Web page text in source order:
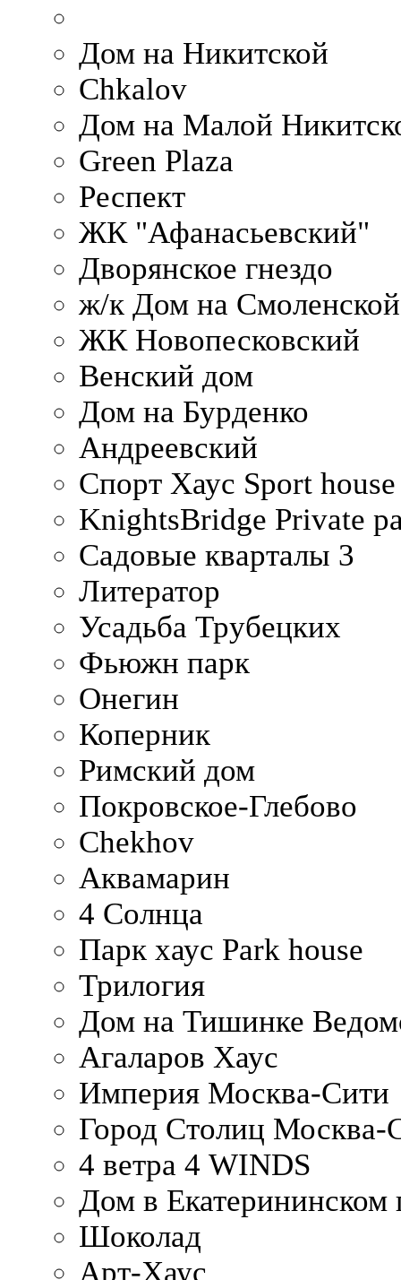
Дом на Никитской
Chkalov
Дом на Малой
Green Plaza
Респект
ЖК "Афанасьевский"
Дворянское гнездо
ж/к Дом на
ЖК Новопесковский
Венский дом
Дом на Бурденко
Андреевский
Спорт Хаус Sport house
KnightsBridge Private
Садовые кварталы 3
Литератор
Усадьба Трубецких
Фьюжн парк
Онегин
Коперник
Римский дом
Покровское-Глебово
Chekhov
Аквамарин
4 Солнца
Парк хаус Park house
Трилогия
Дом на Тишинке
Агаларов Хаус
Империя Москва-Сити
Город Столиц Москва-
4 ветра 4 WINDS
Дом в Екатерининском
Шоколад
Арт-Хаус